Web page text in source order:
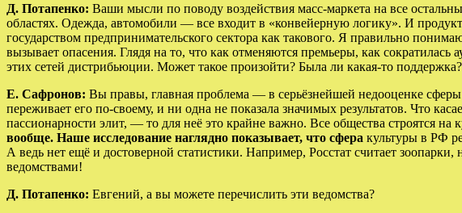
Д. Потапенко: Ваши мысли по поводу воздействия масс-маркета на все
областях. Одежда, автомобили — все входит в «конвейерную логику». И
государством предпринимательского сектора как такового. Я правильно
вызывает опасения. Глядя на то, что как отменяются премьеры, как
этих сетей дистрибьюции. Может такое произойти? Была ли какая-то поддержка?
Е. Сафронов: Вы правы, главная проблема — в серьёзнейшей недооценке
переживает его по-своему, и ни одна не показала значимых результатов. Что
пассионарности элит, — то для неё это крайне важно. Все общества строятся
вообще. Наше исследование наглядно показывает, что сфера культуры в РФ
А ведь нет ещё и достоверной статистики. Например, Росстат считает
ведомствами!
Д. Потапенко: Евгений, а вы можете перечислить эти ведомства?